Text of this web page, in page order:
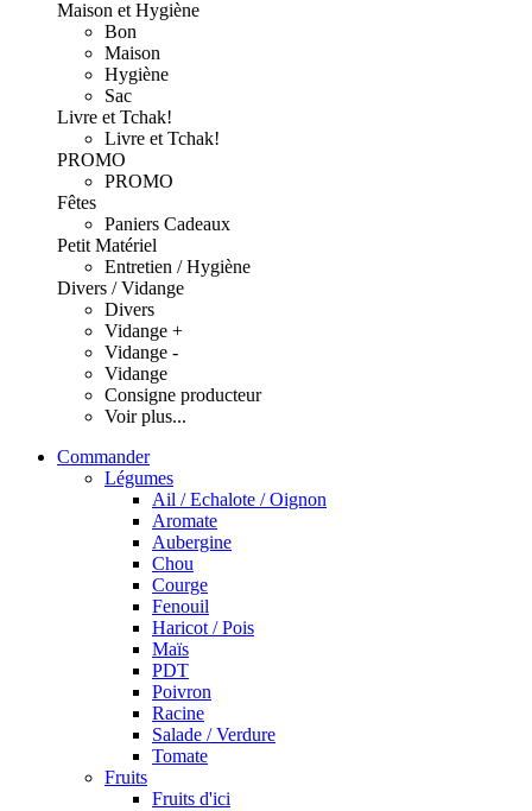
Maison et Hygiène
Bon
Maison
Hygiène
Sac
Livre et Tchak!
Livre et Tchak!
PROMO
PROMO
Fêtes
Paniers Cadeaux
Petit Matériel
Entretien / Hygiène
Divers / Vidange
Divers
Vidange +
Vidange -
Vidange
Consigne producteur
Voir plus...
Commander
Légumes
Ail / Echalote / Oignon
Aromate
Aubergine
Chou
Courge
Fenouil
Haricot / Pois
Maïs
PDT
Poivron
Racine
Salade / Verdure
Tomate
Fruits
Fruits d'ici